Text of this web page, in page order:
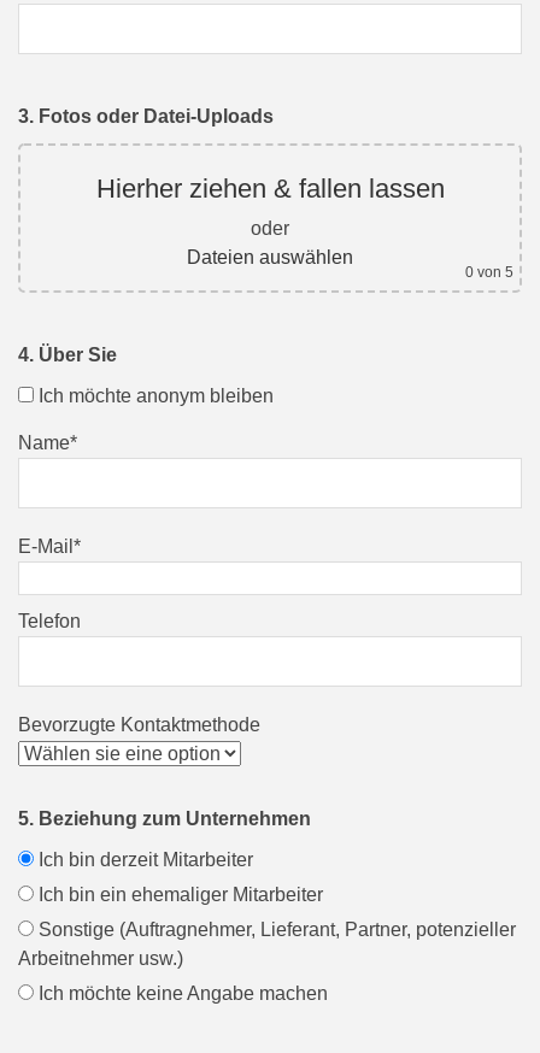
3. Fotos oder Datei-Uploads
Hierher ziehen & fallen lassen
oder
Dateien auswählen
0 von 5
4. Über Sie
Ich möchte anonym bleiben
Name*
E-Mail*
Telefon
Bevorzugte Kontaktmethode
5. Beziehung zum Unternehmen
Ich bin derzeit Mitarbeiter
Ich bin ein ehemaliger Mitarbeiter
Sonstige (Auftragnehmer, Lieferant, Partner, potenzieller
Arbeitnehmer usw.)
Ich möchte keine Angabe machen